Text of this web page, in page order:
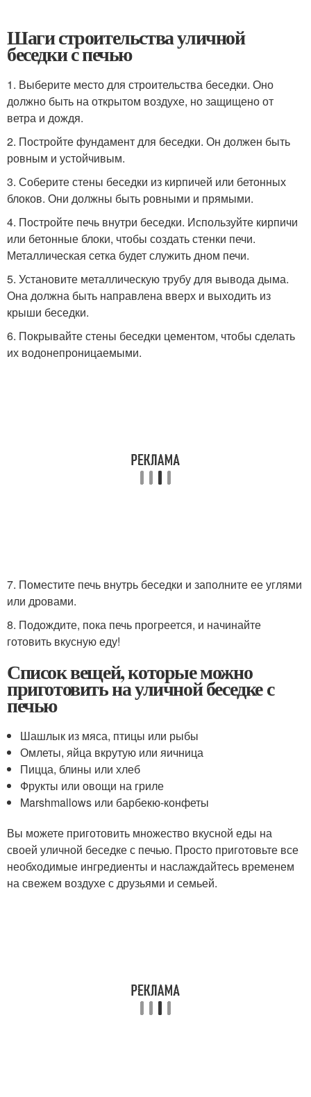
Шаги строительства уличной
беседки с печью
1. Выберите место для строительства беседки. Оно
должно быть на открытом воздухе, но защищено от
ветра и дождя.
2. Постройте фундамент для беседки. Он должен быть
ровным и устойчивым.
3. Соберите стены беседки из кирпичей или бетонных
блоков. Они должны быть ровными и прямыми.
4. Постройте печь внутри беседки. Используйте кирпичи
или бетонные блоки, чтобы создать стенки печи.
Металлическая сетка будет служить дном печи.
5. Установите металлическую трубу для вывода дыма.
Она должна быть направлена вверх и выходить из
крыши беседки.
6. Покрывайте стены беседки цементом, чтобы сделать
их водонепроницаемыми.
7. Поместите печь внутрь беседки и заполните ее углями
или дровами.
8. Подождите, пока печь прогреется, и начинайте
готовить вкусную еду!
Список вещей, которые можно
приготовить на уличной беседке с
печью
Шашлык из мяса, птицы или рыбы
Омлеты, яйца вкрутую или яичница
Пицца, блины или хлеб
Фрукты или овощи на гриле
Marshmallows или барбекю-конфеты
Вы можете приготовить множество вкусной еды на
своей уличной беседке с печью. Просто приготовьте все
необходимые ингредиенты и наслаждайтесь временем
на свежем воздухе с друзьями и семьей.